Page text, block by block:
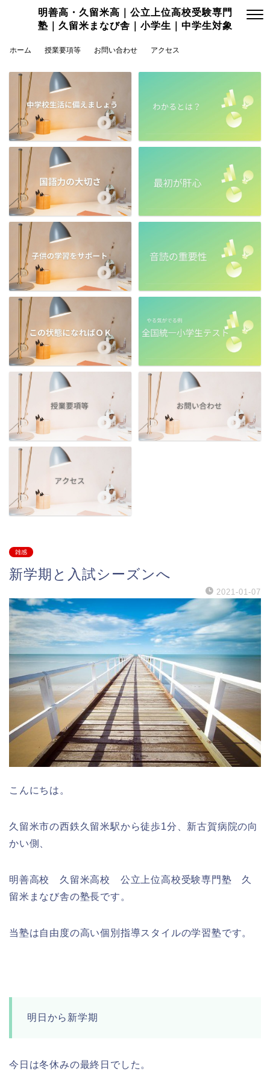
明善高・久留米高｜公立上位高校受験専門
塾｜久留米まなび舎｜小学生｜中学生対象
ホーム 授業要項等 お問い合わせ アクセス
雑感
新学期と入試シーズンへ
2021-01-07
こんにちは。
久留米市の西鉄久留米駅から徒歩1分、新古賀病院の向
かい側、
明善高校 久留米高校 公立上位高校受験専門塾 久
留米まなび舎の塾長です。
当塾は自由度の高い個別指導スタイルの学習塾です。
明日から新学期
今日は冬休みの最終日でした。